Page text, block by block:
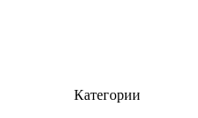
Категории